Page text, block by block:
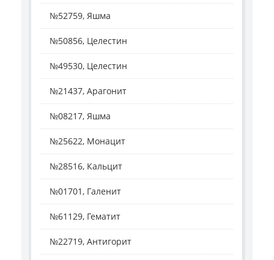
№52759, Яшма
№50856, Целестин
№49530, Целестин
№21437, Арагонит
№08217, Яшма
№25622, Монацит
№28516, Кальцит
№01701, Галенит
№61129, Гематит
№22719, Антигорит